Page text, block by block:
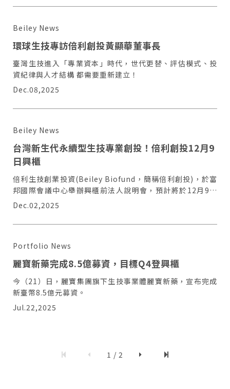
Beiley News
環球生技專訪倍利創投黃顯華董事長
臺灣生技進入「專業資本」時代，世代更替、評估模式、投
資紀律與人才結構 都需要重新建立！
Dec.08,2025
Beiley News
台灣新生代永續型生技專業創投！倍利創投12月9
日興櫃
倍利生技創業投資(Beiley Biofund，簡稱倍利創投)，於富
邦國際會議中心舉辦興櫃前法人說明會，預計將於12月9日
登興櫃、股票代號7882
Dec.02,2025
Portfolio News
麗寶新藥完成8.5億募資，目標Q4登興櫃
今（21）日，麗寶集團旗下生技事業體麗寶新藥，宣布完成
新臺幣8.5億元募資。
Jul.22,2025
1 / 2